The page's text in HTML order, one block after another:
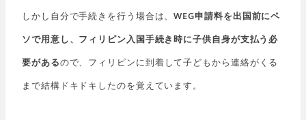
しかし自分で手続きを行う場合は、WEG申請料を出国前にペ
ソで用意し、フィリピン入国手続き時に子供自身が支払う必
要があるので、フィリピンに到着して子どもから連絡がくる
まで結構ドキドキしたのを覚えています。